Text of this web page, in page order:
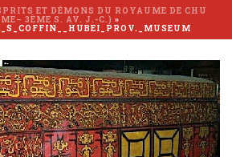
ET DÉMONS DU ROYAUME DE CHU
3ÈME S. AV. J.-C.) »